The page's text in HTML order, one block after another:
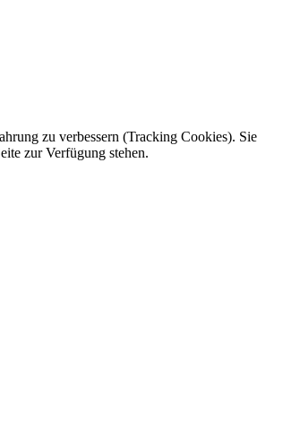
zu verbessern (Tracking Cookies). Sie
zur Verfügung stehen.